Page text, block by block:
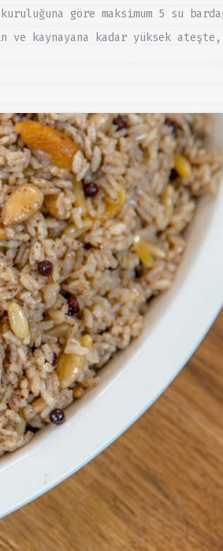
göre maksimum 5 su
ve kaynayana kadar yüksek